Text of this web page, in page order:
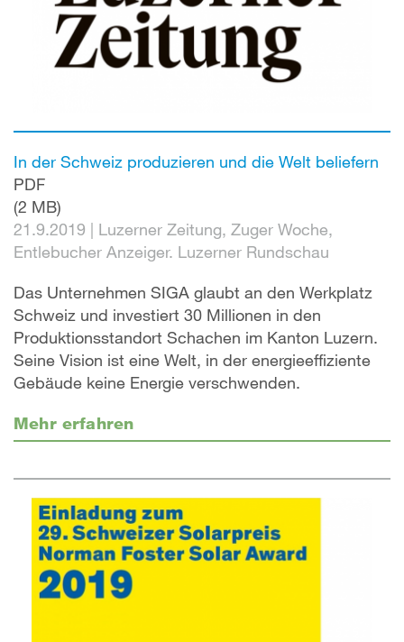
In der Schweiz produzieren und die Welt beliefern
PDF
(2 MB)
21.9.2019 | Luzerner Zeitung, Zuger Woche,
Entlebucher Anzeiger. Luzerner Rundschau
Das Unternehmen SIGA glaubt an den Werkplatz
Schweiz und investiert 30 Millionen in den
Produktionsstandort Schachen im Kanton Luzern.
Seine Vision ist eine Welt, in der energieeffiziente
Gebäude keine Energie verschwenden.
Mehr erfahren